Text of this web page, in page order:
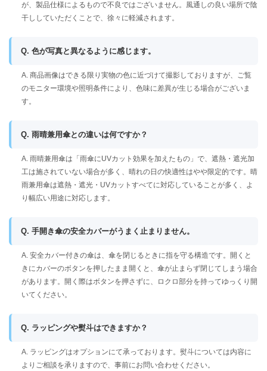
が、製品仕様によるもので不良ではございません。風通しの良い場所で陰
干ししていただくことで、徐々に軽減されます。
Q. 色が写真と異なるように感じます。
A. 商品画像はできる限り実物の色に近づけて撮影しておりますが、ご覧
のモニター環境や照明条件により、色味に差異が生じる場合がございま
す。
Q. 雨晴兼用傘との違いは何ですか？
A. 雨晴兼用傘は「雨傘にUVカット効果を加えたもの」で、遮熱・遮光加
工は施されていない場合が多く、晴れの日の快適性はやや限定的です。晴
雨兼用傘は遮熱・遮光・UVカットすべてに対応していることが多く、よ
り幅広い用途に対応します。
Q. 手開き傘の安全カバーがうまく止まりません。
A. 安全カバー付きの傘は、傘を閉じるときに指を守る構造です。開くと
きにカバーのボタンを押したまま開くと、傘が止まらず閉じてしまう場合
があります。開く際はボタンを押さずに、ロクロ部分を持ってゆっくり開
いてください。
Q. ラッピングや熨斗はできますか？
A. ラッピングはオプションにて承っております。熨斗については内容に
よりご相談を承りますので、事前にお問い合わせください。